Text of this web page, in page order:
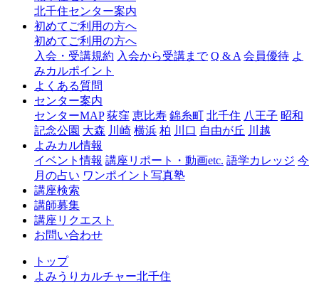
ャ
千
北千住センター案内
初めてご利用の方へ
初めてご利用の方へ
入会・受講規約 入会から受講まで Q & A 会員優待 よ
みカルポイント
よくある質問
センター案内
センターMAP 荻窪 恵比寿 錦糸町 北千住 八王子 昭和
記念公園 大森 川崎 横浜 柏 川口 自由が丘 川越
よみカル情報
イベント情報 講座リポート・動画etc. 語学カレッジ 今
月の占い ワンポイント写真塾
講座検索
講師募集
講座リクエスト
お問い合わせ
トップ
よみうりカルチャー北千住